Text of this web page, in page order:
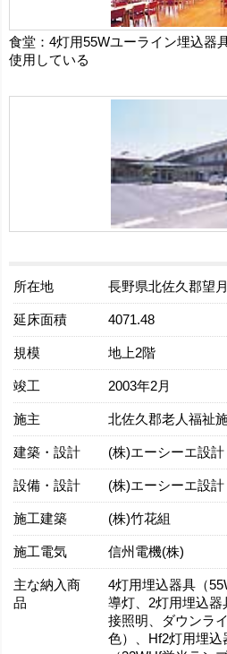
食堂：4灯用55Wユーライン埋込器
使用している
所在地 長野県北佐久郡望
延床面積 4071.48
規模 地上2階
竣工 2003年2月
施主 北佐久郡老人福祉
建築・設計 (株)エーシーエ設計
設備・設計 (株)エーシーエ設計
施工建築 (株)竹花組
施工電気 信州電機(株)
主な納入商
品
4灯用埋込器具（
導灯、2灯用埋込器
接照明、ダウンラ
色）、Hf2灯用埋